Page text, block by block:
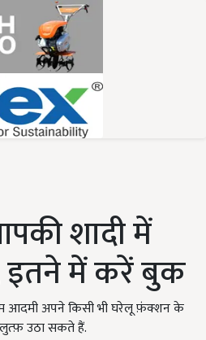
शादी में
इतने में करें बुक
आदमी अपने किसी भी घरेलू फ़ंक्शन के
उठा सकते हैं.